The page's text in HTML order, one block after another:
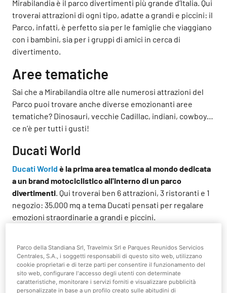
Mirabilandia è il parco divertimenti più grande d’Italia. Qui
troverai attrazioni di ogni tipo, adatte a grandi e piccini: il
Parco, infatti, è perfetto sia per le famiglie che viaggiano
con i bambini, sia per i gruppi di amici in cerca di
divertimento.
Aree tematiche
Sai che a Mirabilandia oltre alle numerosi attrazioni del
Parco puoi trovare anche diverse emozionanti aree
tematiche? Dinosauri, vecchie Cadillac, indiani, cowboy…
ce n’è per tutti i gusti!
Ducati World
Ducati World è la prima area tematica al mondo dedicata
a un brand motociclistico all'interno di un parco
divertimenti. Qui troverai ben 6 attrazioni, 3 ristoranti e 1
negozio: 35.000 mq a tema Ducati pensati per regalare
emozioni straordinarie a grandi e piccini.
a bordo delle moto diKiddy Monstere preparati a toccare
il cielo con un dito! Viaggi con gli amici e stai pensando a
qualcosa di più adrenalinico? Guida le moto diDesmo
Race, una montagna russa interattiva dove sei tu a
Parco della Standiana Srl, Travelmix Srl e Parques Reunidos Servicios
Centrales, S.A., i soggetti responsabili di questo sito web, utilizzano
cookie proprietari e di terze parti per consentire il funzionamento del
sito web, configurare l'accesso degli utenti con determinate
caratteristiche, monitorare i servizi forniti e visualizzare pubblicità
personalizzate in base a un profilo creato sulle abitudini di